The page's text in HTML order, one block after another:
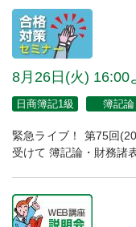
8月26日(火) 16:00
日商簿記1級 簿記論
緊急ライブ！ 第75回
受けて 簿記論・財務諸